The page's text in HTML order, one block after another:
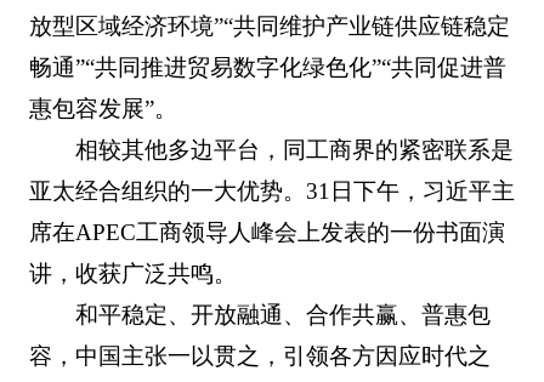
放型区域经济环境”“共同维护产业链供应链稳定
畅通”“共同推进贸易数字化绿色化”“共同促进普
惠包容发展”。
相较其他多边平台，同工商界的紧密联系是
亚太经合组织的一大优势。31日下午，习近平主
席在APEC工商领导人峰会上发表的一份书面演
讲，收获广泛共鸣。
和平稳定、开放融通、合作共赢、普惠包
容，中国主张一以贯之，引领各方因应时代之